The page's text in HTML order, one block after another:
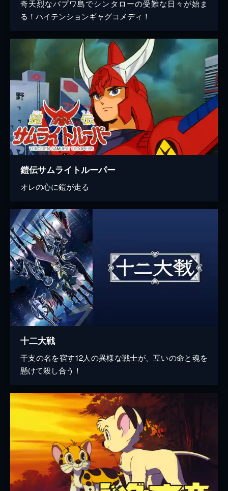
奇天烈なパプワ島でシンタローの受難な日々が始ま
る！ハイテンションギャグコメディ！
鎧伝サムライトルーパー
オレの心に鎧が走る
十二大戦
干支の名を宿す12人の異様な戦士が、互いの命と魂を
懸けて殺し合う！